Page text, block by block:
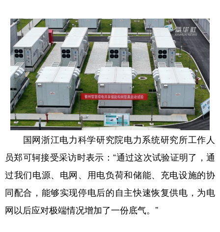
国网浙江电力科学研究院电力系统研究所工作人
员郑可轲接受采访时表示：“通过这次试验证明了，通
过我们电源、电网、用电负荷和储能、充电设施的协
同配合，能够实现停电后的自主快速恢复供电，为电
网以后应对极端情况增加了一份底气。”